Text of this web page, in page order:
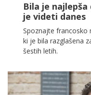
Bila je
je videti danes
Spoznajte francosko
ki je bila razglašena
šestih letih.